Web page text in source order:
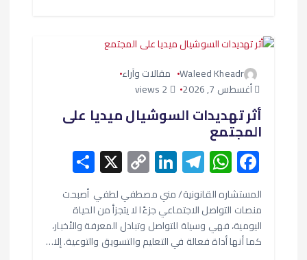
o
o
k
A
p
p
a
m
n
Li
n
k Waleed Kheadr مقالات وآراء
أغسطس 7, 2026
أثر تهديدات السوشيال ميديا على
المجتمع
F
ac
e
b
o
W
h
at
s
A
T
el
e
gr
a
Li
n
ke
dI
n
C
o
p
y
Li
X
S
h
ar
e
المستشاره القانونية/ مني مصطفي لطفي أصبحت
منصات التواصل الاجتماعي جزءًا لا يتجزأ من الحياة
اليومية، فهي وسيلة للتواصل وتبادل المعرفة والأخبار،
كما أنها أداة فعالة في التعليم والتسويق والتوعية. إلا…